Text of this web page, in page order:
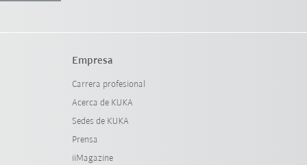
Empresa
Carrera profesional
Acerca de KUKA
Sedes de KUKA
Prensa
iiMagazine